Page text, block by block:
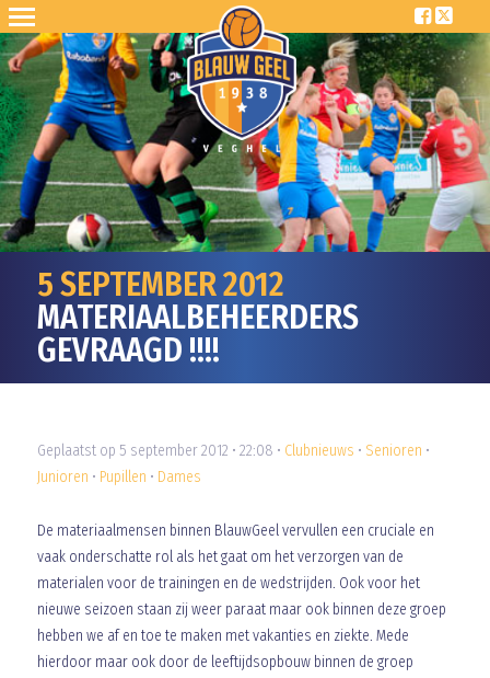
5 SEPTEMBER 2012
MATERIAALBEHEERDERS
GEVRAAGD !!!!
Geplaatst op 5 september 2012 • 22:08 • Clubnieuws • Senioren •
Junioren • Pupillen • Dames
De materiaalmensen binnen BlauwGeel vervullen een cruciale en
vaak onderschatte rol als het gaat om het verzorgen van de
materialen voor de trainingen en de wedstrijden. Ook voor het
nieuwe seizoen staan zij weer paraat maar ook binnen deze groep
hebben we af en toe te maken met vakanties en ziekte. Mede
hierdoor maar ook door de leeftijdsopbouw binnen de groep